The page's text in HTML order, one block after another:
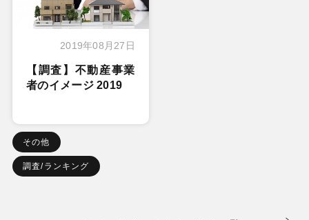
2019年08月27日
【調査】不動産事業
者のイメージ 2019
その他
調査/ランキング